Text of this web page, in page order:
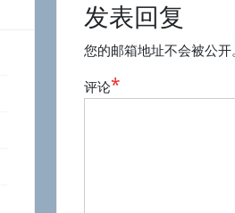
发表回复
您的邮箱地址不会被公开。
评论*